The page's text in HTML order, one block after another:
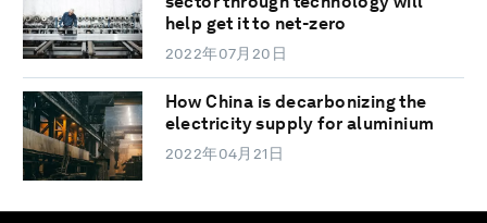
help get it to net-zero
2022年07月20日
How China is decarbonizing the
electricity supply for aluminium
2022年04月21日